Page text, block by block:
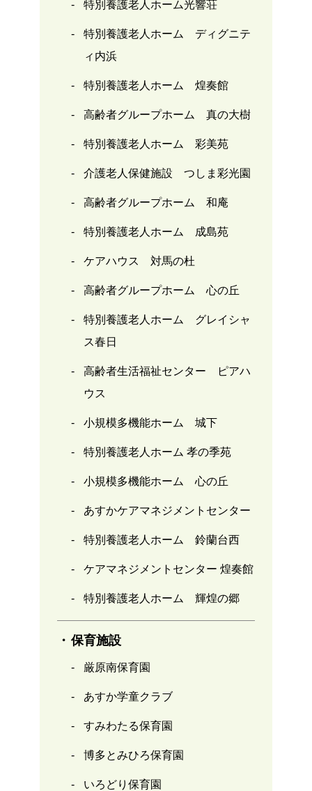
特別養護老人ホーム光響荘
特別養護老人ホーム ディグニテ
ィ内浜
特別養護老人ホーム 煌奏館
高齢者グループホーム 真の大樹
特別養護老人ホーム 彩美苑
介護老人保健施設 つしま彩光園
高齢者グループホーム 和庵
特別養護老人ホーム 成島苑
ケアハウス 対馬の杜
高齢者グループホーム 心の丘
特別養護老人ホーム グレイシャ
ス春日
高齢者生活福祉センター ピアハ
ウス
小規模多機能ホーム 城下
特別養護老人ホーム 孝の季苑
小規模多機能ホーム 心の丘
あすかケアマネジメントセンター
特別養護老人ホーム 鈴蘭台西
ケアマネジメントセンター 煌奏館
特別養護老人ホーム 輝煌の郷
保育施設
厳原南保育園
あすか学童クラブ
すみわたる保育園
博多とみひろ保育園
いろどり保育園